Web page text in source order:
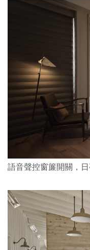
語音聲控窗簾開關，日